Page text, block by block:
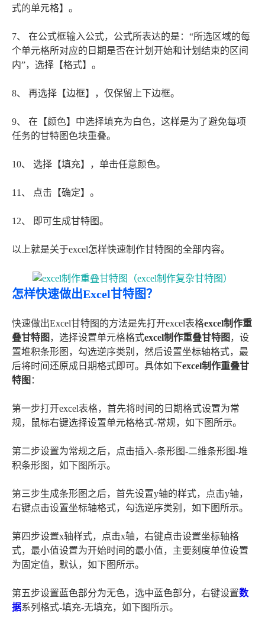
式的单元格】。
7、 在公式框输入公式，公式所表达的是：“所选区域的每
个单元格所对应的日期是否在计划开始和计划结束的区间
内”，选择【格式】。
8、 再选择【边框】，仅保留上下边框。
9、 在【颜色】中选择填充为白色，这样是为了避免每项
任务的甘特图色块重叠。
10、 选择【填充】，单击任意颜色。
11、 点击【确定】。
12、 即可生成甘特图。
以上就是关于excel怎样快速制作甘特图的全部内容。
怎样快速做出Excel甘特图？
快速做出Excel甘特图的方法是先打开excel表格excel制作重
叠甘特图 ，选择设置单元格格式excel制作重叠甘特图 ，设
置堆积条形图，勾选逆序类别，然后设置坐标轴格式，最
后将时间还原成日期格式即可。具体如下excel制作重叠甘
特图 ：
第一步打开excel表格，首先将时间的日期格式设置为常
规，鼠标右键选择设置单元格格式-常规，如下图所示。
第二步设置为常规之后，点击插入-条形图-二维条形图-堆
积条形图，如下图所示。
第三步生成条形图之后，首先设置y轴的样式，点击y轴，
右键点击设置坐标轴格式，勾选逆序类别，如下图所示。
第四步设置x轴样式，点击x轴，右键点击设置坐标轴格
式，最小值设置为开始时间的最小值，主要刻度单位设置
为固定值，默认，如下图所示。
第五步设置蓝色部分为无色，选中蓝色部分，右键设置数
据系列格式-填充-无填充，如下图所示。